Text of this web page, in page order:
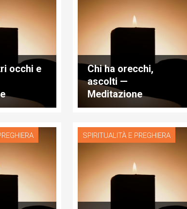
occhi e
Chi ha orecchi,
ascolti —
Meditazione
quotidiana
SPIRITUALITÀ E PREGHIERA